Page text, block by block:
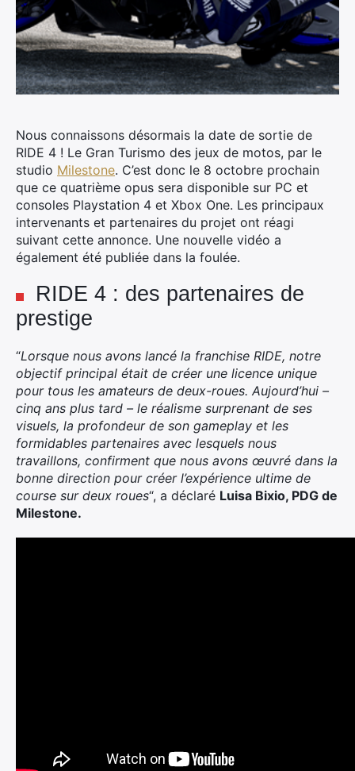
Nous connaissons désormais la date de sortie de
RIDE 4 ! Le Gran Turismo des jeux de motos, par le
studio Milestone. C’est donc le 8 octobre prochain
que ce quatrième opus sera disponible sur PC et
consoles Playstation 4 et Xbox One. Les principaux
intervenants et partenaires du projet ont réagi
suivant cette annonce. Une nouvelle vidéo a
également été publiée dans la foulée.
RIDE 4 : des partenaires de
prestige
“Lorsque nous avons lancé la franchise RIDE, notre
objectif principal était de créer une licence unique
pour tous les amateurs de deux-roues. Aujourd’hui –
cinq ans plus tard – le réalisme surprenant de ses
visuels, la profondeur de son gameplay et les
formidables partenaires avec lesquels nous
travaillons, confirment que nous avons œuvré dans la
bonne direction pour créer l’expérience ultime de
course sur deux roues“, a déclaré Luisa Bixio, PDG de
Milestone.